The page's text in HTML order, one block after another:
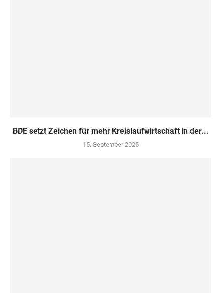
BDE setzt Zeichen für mehr Kreislaufwirtschaft in der...
15. September 2025